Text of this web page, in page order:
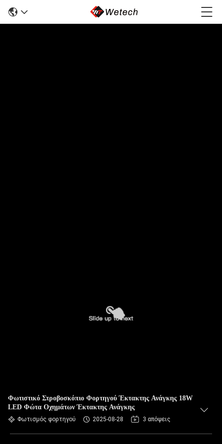
Φωτιστικό Στροβοσκόπιο Φορτηγού Έκτακτης Ανάγκης 18W
LED Φώτα Οχημάτων Έκτακτης Ανάγκης
Φωτισμός φορτηγού 2025-08-28 3 απόψεις